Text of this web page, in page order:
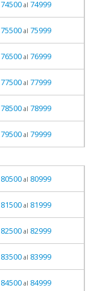
74500al 74999
75500al 75999
76500al 76999
77500al 77999
78500al 78999
79500al 79999
80500al 80999
81500al 81999
82500al 82999
83500al 83999
84500al 84999